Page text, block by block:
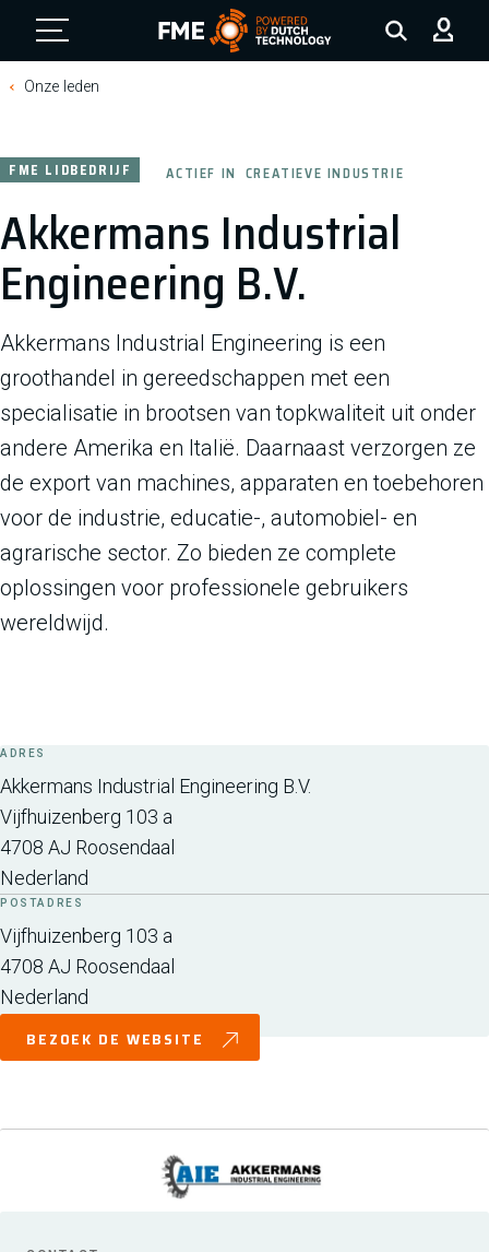
FME Logo, to the homepage
Onze leden
Akkermans Industrial
Engineering B.V.
FME LIDBEDRIJF ACTIEF IN CREATIEVE INDUSTRIE
Akkermans Industrial Engineering is een
groothandel in gereedschappen met een
specialisatie in brootsen van topkwaliteit uit onder
andere Amerika en Italië. Daarnaast verzorgen ze
de export van machines, apparaten en toebehoren
voor de industrie, educatie-, automobiel- en
agrarische sector. Zo bieden ze complete
oplossingen voor professionele gebruikers
wereldwijd.
ADRES
Akkermans Industrial Engineering B.V.
Vijfhuizenberg 103 a
4708 AJ Roosendaal
Nederland
POSTADRES
Vijfhuizenberg 103 a
4708 AJ Roosendaal
Nederland
BEZOEK DE WEBSITE